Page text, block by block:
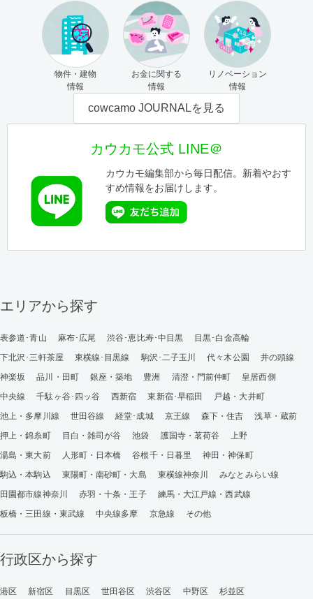
物件・建物
情報
お金に関する
情報
リノベーション
情報
cowcamo JOURNALを見る
カウカモ公式 LINE＠
カウカモ編集部から毎日配信。新着やおす
すめ情報をお届けします。
エリアから探す
表参道･青山 麻布･広尾 渋谷･恵比寿･中目黒
目黒･白金高輪
下北沢･三軒茶屋
東横線･目黒線 駒沢･二子玉川 代々木公園
井の頭線
神楽坂
品川・田町 銀座・築地 豊洲 清澄・門前仲町
皇居西側
中央線
千駄ヶ谷･四ッ谷 西新宿 東新宿･早稲田
戸越・大井町
池上・多摩川線
世田谷線 経堂･成城 京王線 森下・住吉
浅草・蔵前
押上・錦糸町
目白・雑司が谷 池袋 護国寺・茗荷谷
上野
湯島・東大前
人形町・日本橋 谷根千・日暮里
神田・神保町
駒込・本駒込
東陽町・南砂町・大島 東横線神奈川
みなとみらい線
田園都市線神奈川
赤羽・十条・王子
練馬・大江戸線・西武線
板橋・三田線・東武線
中央線多摩 京急線 その他
行政区から探す
港区 新宿区 目黒区 世田谷区 渋谷区 中野区 杉並区